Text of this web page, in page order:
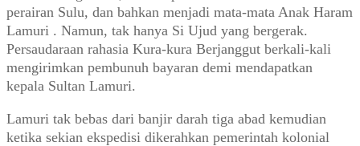
perairan Sulu, dan bahkan menjadi mata-mata Anak Haram
Lamuri . Namun, tak hanya Si Ujud yang bergerak.
Persaudaraan rahasia Kura-kura Berjanggut berkali-kali
mengirimkan pembunuh bayaran demi mendapatkan
kepala Sultan Lamuri.
Lamuri tak bebas dari banjir darah tiga abad kemudian
ketika sekian ekspedisi dikerahkan pemerintah kolonial